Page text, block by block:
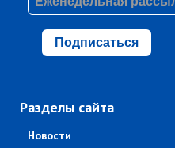
Подписаться
Разделы сайта
Новости